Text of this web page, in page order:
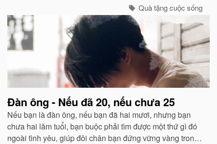
Quà tặng cuộc sống
Đàn ông - Nếu đã 20, nếu chưa 25
Nếu bạn là đàn ông, nếu bạn đã hai mươi, nhưng bạn
chưa hai lăm tuổi, bạn buộc phải tìm được một thứ gì đó
ngoài tình yêu, giúp đôi chân bạn đứng vững vàng trong